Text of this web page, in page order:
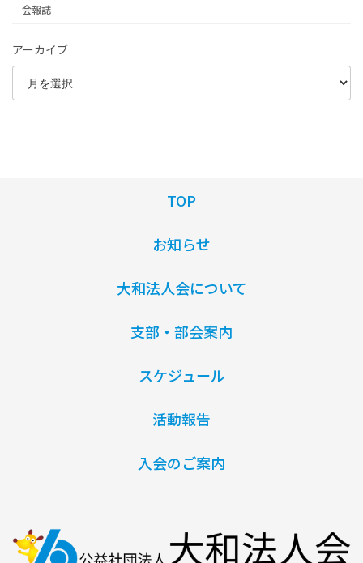
会報誌
アーカイブ
TOP
お知らせ
大和法人会について
支部・部会案内
スケジュール
活動報告
入会のご案内